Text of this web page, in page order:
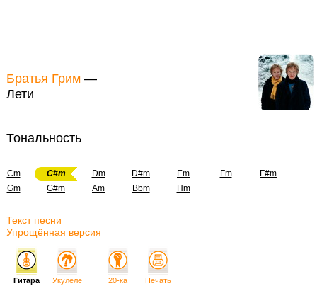
Братья Грим —
Лети
Тональность
Cm C#m Dm D#m Em Fm
F#m
Gm
G#m Am Bbm Hm
Текст песни
Упрощённая версия
Гитара Укулеле 20-ка Печать